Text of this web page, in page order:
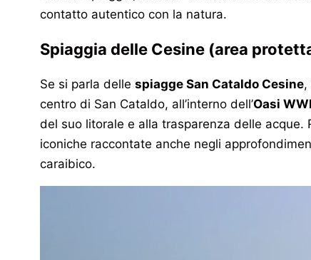
contatto autentico con la natura.
Spiaggia delle Cesine (area
Se si parla delle spiagge San Cataldo Cesine,
centro di San Cataldo, all’interno dell’Oasi
del suo litorale e alla trasparenza delle
iconiche raccontate anche negli
caraibico.